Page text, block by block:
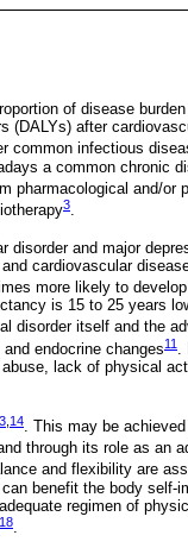
of disease
(DALYs) after
common infectious
a common chronic
pharmacological and/or
3.
disorder and major
cardiovascular
more likely to
is 15 to 25 years
disorder itself and the
endocrine changes11 .
lack of physical
14. This may be
through its role as an
and flexibility are
benefit the body self-
regimen of
18.